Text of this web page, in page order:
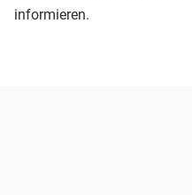
informieren.